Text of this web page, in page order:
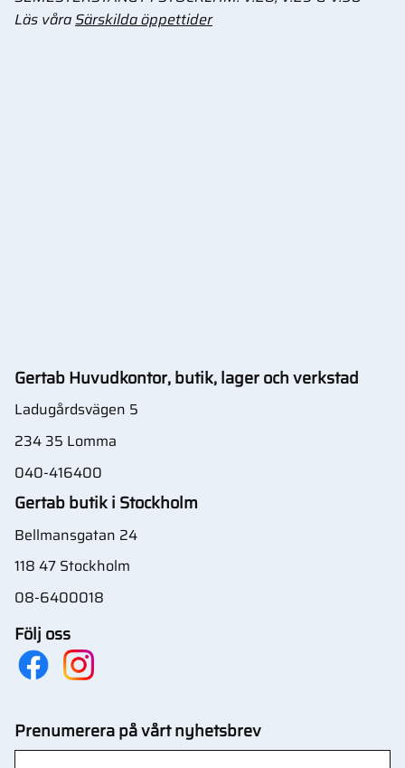
Läs våraSärskilda öppettider
Gertab Huvudkontor, butik, lager och verkstad
Ladugårdsvägen 5
234 35 Lomma
040-416400
Gertab butik i Stockholm
Bellmansgatan 24
118 47 Stockholm
08-6400018
Följ oss
Prenumerera på vårt nyhetsbrev